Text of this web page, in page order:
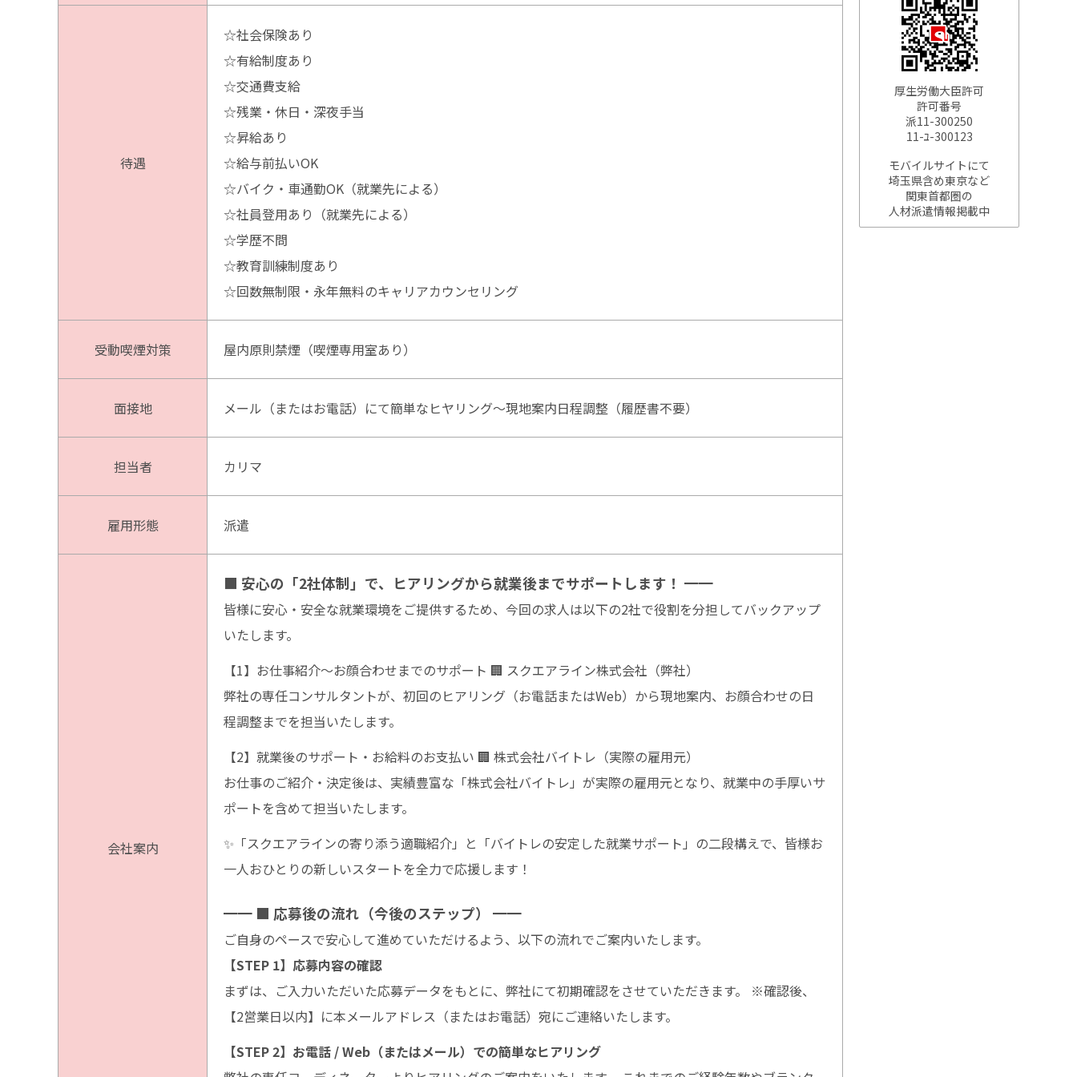
待遇
☆社会保険あり
☆有給制度あり
☆交通費支給
☆残業・休日・深夜手当
☆昇給あり
☆給与前払いOK
☆バイク・車通勤OK（就業先による）
☆社員登用あり（就業先による）
☆学歴不問
☆教育訓練制度あり
☆回数無制限・永年無料のキャリアカウンセリング
受動喫煙対策 屋内原則禁煙（喫煙専用室あり）
面接地 メール（またはお電話）にて簡単なヒヤリング～現地案内日程調整（履歴書不要）
担当者 カリマ
雇用形態 派遣
会社案内
■ 安心の「2社体制」で、ヒアリングから就業後までサポートします！ ━━
皆様に安心・安全な就業環境をご提供するため、今回の求人は以下の2社で役割を分担してバックアップ
いたします。
【1】お仕事紹介〜お顔合わせまでのサポート 🏢 スクエアライン株式会社（弊社）
弊社の専任コンサルタントが、初回のヒアリング（お電話またはWeb）から現地案内、お顔合わせの日
程調整までを担当いたします。
【2】就業後のサポート・お給料のお支払い 🏢 株式会社バイトレ（実際の雇用元）
お仕事のご紹介・決定後は、実績豊富な「株式会社バイトレ」が実際の雇用元となり、就業中の手厚いサ
ポートを含めて担当いたします。
✨「スクエアラインの寄り添う適職紹介」と「バイトレの安定した就業サポート」の二段構えで、皆様お
一人おひとりの新しいスタートを全力で応援します！
━━ ■ 応募後の流れ（今後のステップ） ━━
ご自身のペースで安心して進めていただけるよう、以下の流れでご案内いたします。
【STEP 1】応募内容の確認
まずは、ご入力いただいた応募データをもとに、弊社にて初期確認をさせていただきます。 ※確認後、
【2営業日以内】に本メールアドレス（またはお電話）宛にご連絡いたします。
【STEP 2】お電話 / Web（またはメール）での簡単なヒアリング
厚生労働大臣許可
許可番号
派11-300250
11-ﾕ-300123
モバイルサイトにて
埼玉県含め東京など
関東首都圏の
人材派遣情報掲載中